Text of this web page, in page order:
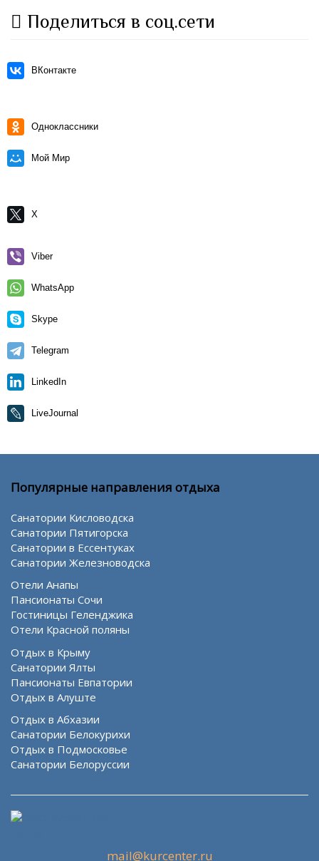
Поделиться в соц.сети
ВКонтакте
Одноклассники
Мой Мир
X
Viber
WhatsApp
Skype
Telegram
LinkedIn
LiveJournal
Популярные направления отдыха
Санатории Кисловодска
Санатории Пятигорска
Санатории в Ессентуках
Санатории Железноводска
Отели Анапы
Пансионаты Сочи
Гостиницы Геленджика
Отели Красной поляны
Отдых в Крыму
Санатории Ялты
Пансионаты Евпатории
Отдых в Алуште
Отдых в Абхазии
Санатории Белокурихи
Отдых в Подмосковье
Санатории Белоруссии
mail@kurcenter.ru